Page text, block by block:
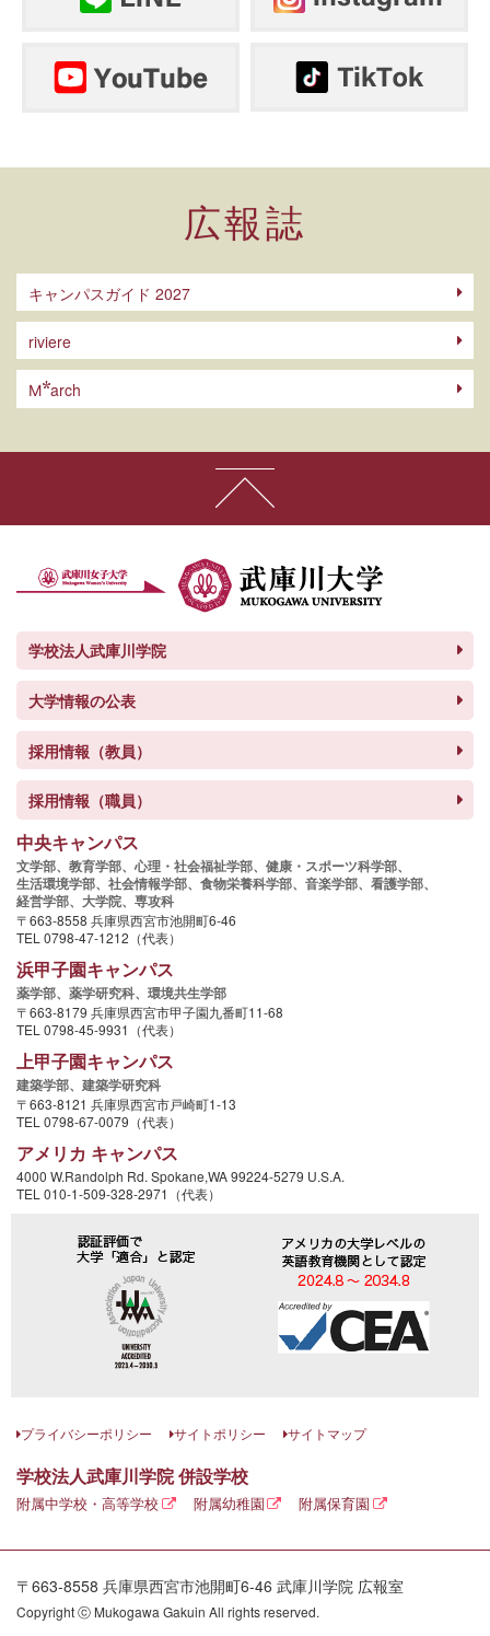
広報誌
キャンパスガイド 2027
riviere
M arch
学校法人武庫川学院
大学情報の公表
採用情報（教員）
採用情報（職員）
中央キャンパス
文学部、 教育学部、 心理・社会福祉学部、 健康・スポーツ科学部、
生活環境学部、 社会情報学部、 食物栄養科学部、 音楽学部、 看護学部、
経営学部、 大学院、 専攻科
〒663-8558 兵庫県西宮市池開町6-46
TEL 0798-47-1212（代表）
浜甲子園キャンパス
薬学部、 薬学研究科、 環境共生学部
〒663-8179 兵庫県西宮市甲子園九番町11-68
TEL 0798-45-9931（代表）
上甲子園キャンパス
建築学部、 建築学研究科
〒663-8121 兵庫県西宮市戸崎町1-13
TEL 0798-67-0079（代表）
アメリカ キャンパス
4000 W.Randolph Rd. Spokane,WA 99224-5279 U.S.A.
TEL 010-1-509-328-2971（代表）
プライバシーポリシー サイトポリシー サイトマップ
学校法人武庫川学院 併設学校
附属中学校・高等学校 附属幼稚園 附属保育園
〒663-8558 兵庫県西宮市池開町6-46 武庫川学院 広報室
Copyright ⓒ Mukogawa Gakuin All rights reserved.